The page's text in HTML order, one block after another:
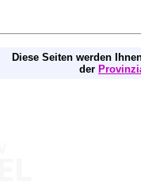
Diese Seiten werden
der